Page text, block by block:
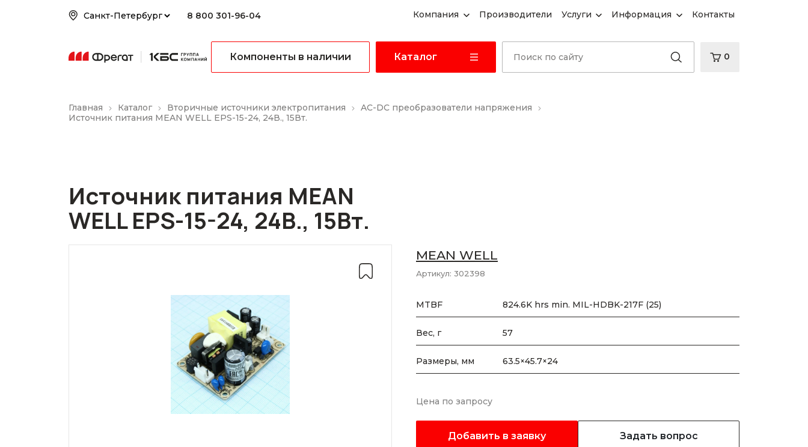
8 800 301-96-04 Компания Производители Услуги Информация Контакты
Компоненты в наличии Каталог 0
Главная Каталог Вторичные источники электропитания
AC-DC преобразователи напряжения
Источник питания MEAN WELL EPS-15-24, 24В., 15Вт.
Источник питания MEAN
WELL EPS-15-24, 24В., 15Вт.
MEAN WELL
Артикул: 302398
MTBF 824.6K hrs min. MIL-HDBK-217F (25)
Вес, г 57
Размеры, мм 63.5×45.7×24
Цена по запросу
Добавить в заявку Задать вопрос